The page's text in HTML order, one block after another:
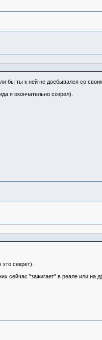
бы ты к ней не доебывался со
я окончательно созрел).
секрет).
"зажигает" в реале или на